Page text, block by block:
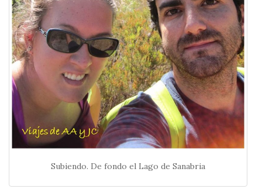
Subiendo. De fondo el Lago de Sanabria